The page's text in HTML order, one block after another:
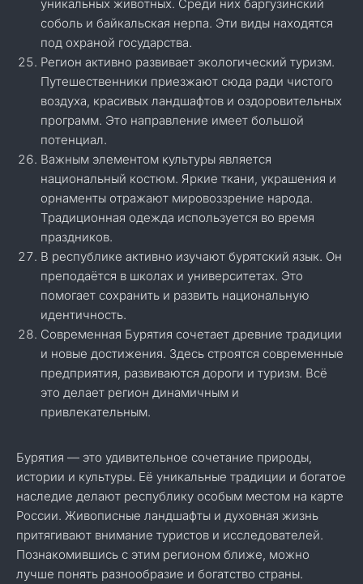
уникальных животных. Среди них баргузинский
соболь и байкальская нерпа. Эти виды находятся
под охраной государства.
Регион активно развивает экологический туризм.
Путешественники приезжают сюда ради чистого
воздуха, красивых ландшафтов и оздоровительных
программ. Это направление имеет большой
потенциал.
Важным элементом культуры является
национальный костюм. Яркие ткани, украшения и
орнаменты отражают мировоззрение народа.
Традиционная одежда используется во время
праздников.
В республике активно изучают бурятский язык. Он
преподаётся в школах и университетах. Это
помогает сохранить и развить национальную
идентичность.
Современная Бурятия сочетает древние традиции
и новые достижения. Здесь строятся современные
предприятия, развиваются дороги и туризм. Всё
это делает регион динамичным и
привлекательным.
Бурятия — это удивительное сочетание природы,
истории и культуры. Её уникальные традиции и богатое
наследие делают республику особым местом на карте
России. Живописные ландшафты и духовная жизнь
притягивают внимание туристов и исследователей.
Познакомившись с этим регионом ближе, можно
лучше понять разнообразие и богатство страны.